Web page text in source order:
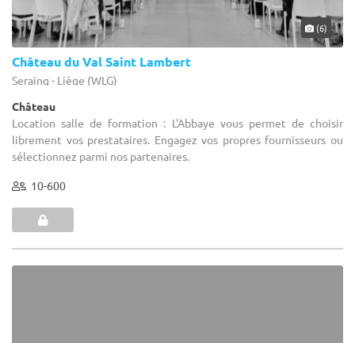
(6)
Château du Val Saint Lambert
Seraing - Liège (WLG)
Château
Location salle de formation : L'Abbaye vous permet de choisir
librement vos prestataires. Engagez vos propres fournisseurs ou
sélectionnez parmi nos partenaires.
10-600